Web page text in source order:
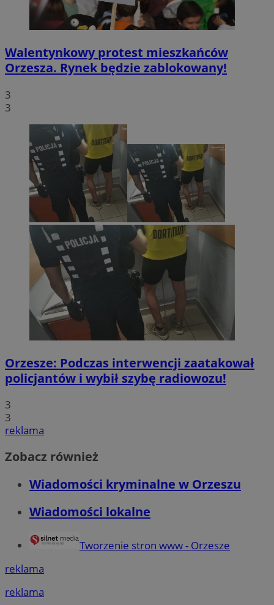
Walentynkowy protest mieszkańców
Orzesza. Rynek będzie zablokowany!
3
3
Orzesze: Podczas interwencji zaatakował
policjantów i wybił szybę radiowozu!
3
3
reklama
Zobacz również
Wiadomości kryminalne w Orzeszu
Wiadomości lokalne
Tworzenie stron www - Orzesze
reklama
reklama